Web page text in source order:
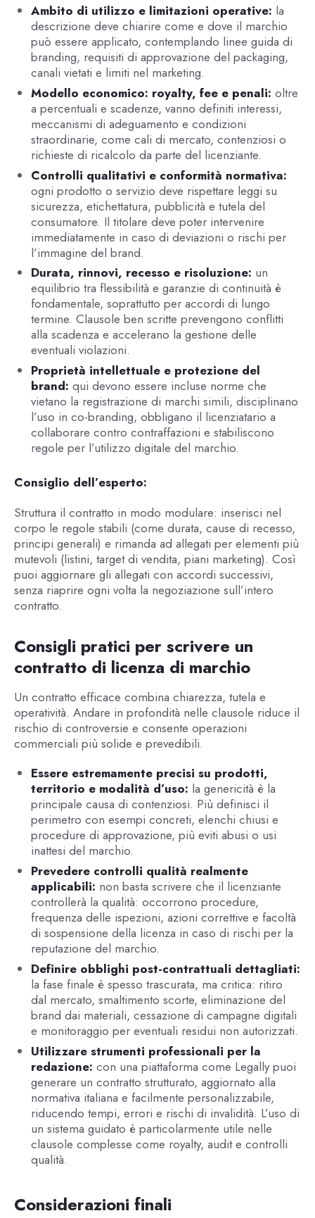
Ambito di utilizzo e limitazioni operative: la
descrizione deve chiarire come e dove il marchio
può essere applicato, contemplando linee guida di
branding, requisiti di approvazione del packaging,
canali vietati e limiti nel marketing.
Modello economico: royalty, fee e penali: oltre
a percentuali e scadenze, vanno definiti interessi,
meccanismi di adeguamento e condizioni
straordinarie, come cali di mercato, contenziosi o
richieste di ricalcolo da parte del licenziante.
Controlli qualitativi e conformità normativa:
ogni prodotto o servizio deve rispettare leggi su
sicurezza, etichettatura, pubblicità e tutela del
consumatore. Il titolare deve poter intervenire
immediatamente in caso di deviazioni o rischi per
l’immagine del brand.
Durata, rinnovi, recesso e risoluzione: un
equilibrio tra flessibilità e garanzie di continuità è
fondamentale, soprattutto per accordi di lungo
termine. Clausole ben scritte prevengono conflitti
alla scadenza e accelerano la gestione delle
eventuali violazioni.
Proprietà intellettuale e protezione del
brand: qui devono essere incluse norme che
vietano la registrazione di marchi simili, disciplinano
l’uso in co-branding, obbligano il licenziatario a
collaborare contro contraffazioni e stabiliscono
regole per l’utilizzo digitale del marchio.
Consiglio dell’esperto:
Struttura il contratto in modo modulare: inserisci nel
corpo le regole stabili (come durata, cause di recesso,
principi generali) e rimanda ad allegati per elementi più
mutevoli (listini, target di vendita, piani marketing). Così
puoi aggiornare gli allegati con accordi successivi,
senza riaprire ogni volta la negoziazione sull’intero
contratto.
Consigli pratici per scrivere un
contratto di licenza di marchio
Un contratto efficace combina chiarezza, tutela e
operatività. Andare in profondità nelle clausole riduce il
rischio di controversie e consente operazioni
commerciali più solide e prevedibili.
Essere estremamente precisi su prodotti,
territorio e modalità d’uso: la genericità è la
principale causa di contenziosi. Più definisci il
perimetro con esempi concreti, elenchi chiusi e
procedure di approvazione, più eviti abusi o usi
inattesi del marchio.
Prevedere controlli qualità realmente
applicabili: non basta scrivere che il licenziante
controllerà la qualità: occorrono procedure,
frequenza delle ispezioni, azioni correttive e facoltà
di sospensione della licenza in caso di rischi per la
reputazione del marchio.
Definire obblighi post-contrattuali dettagliati:
la fase finale è spesso trascurata, ma critica: ritiro
dal mercato, smaltimento scorte, eliminazione del
brand dai materiali, cessazione di campagne digitali
e monitoraggio per eventuali residui non autorizzati.
Utilizzare strumenti professionali per la
redazione: con una piattaforma come Legally puoi
generare un contratto strutturato, aggiornato alla
normativa italiana e facilmente personalizzabile,
riducendo tempi, errori e rischi di invalidità. L’uso di
un sistema guidato è particolarmente utile nelle
clausole complesse come royalty, audit e controlli
qualità.
Considerazioni finali